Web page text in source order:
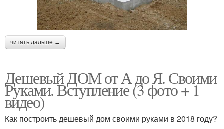
читать дальше →
Дешевый ДОМ от А до Я. Своими
Руками. Вступление (3 фото + 1
видео)
Как построить дешевый дом своими руками в 2018 году?